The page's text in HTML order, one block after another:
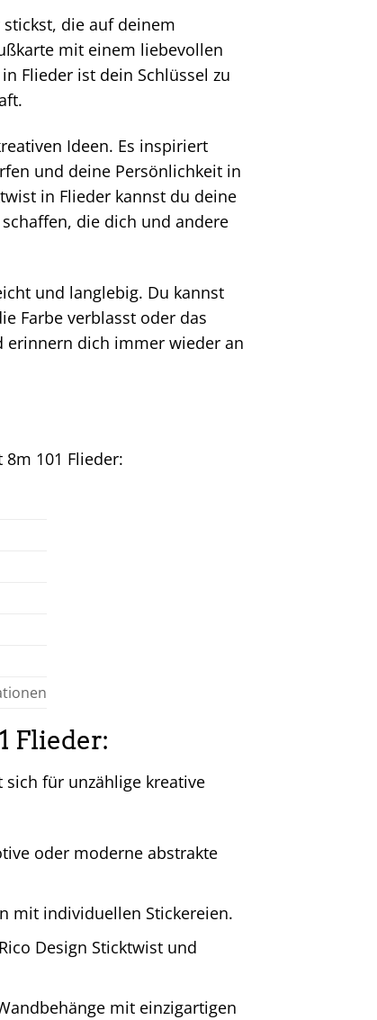
die auf deinem
mit einem liebevollen
Flieder ist dein Schlüssel zu
Ideen. Es inspiriert
und deine Persönlichkeit in
in Flieder kannst du deine
die dich und andere
und langlebig. Du kannst
Farbe verblasst oder das
erinnern dich immer wieder an
101 Flieder:
Flieder:
für unzählige kreative
oder moderne abstrakte
mit individuellen Stickereien.
Design Sticktwist und
mit einzigartigen